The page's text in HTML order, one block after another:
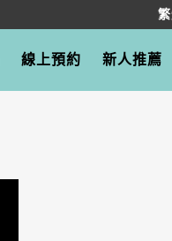
線上預約 新人推薦